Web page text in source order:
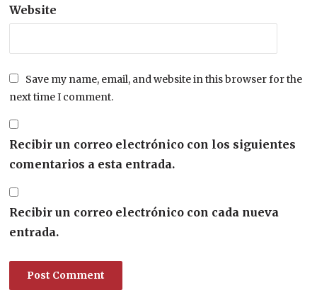
Website
Save my name, email, and website in this browser for the
next time I comment.
Recibir un correo electrónico con los siguientes
comentarios a esta entrada.
Recibir un correo electrónico con cada nueva
entrada.